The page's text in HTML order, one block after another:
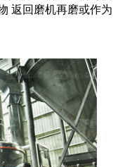
返回磨机再磨或作为